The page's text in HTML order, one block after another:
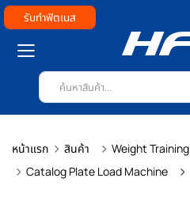
รับทำฟิตเนส
หน้าแรก สินค้า Weight Training
Catalog Plate Load Machine